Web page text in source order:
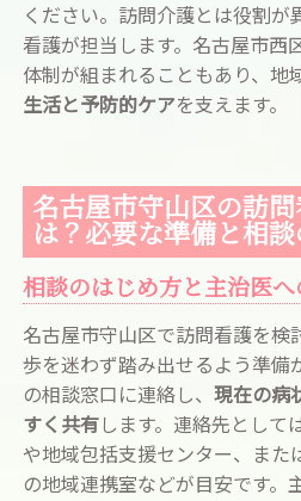
ください。訪問介護とは役割が
看護が担当します。名古屋市西
体制が組まれることもあり、地
生活と予防的ケアを支えます。
名古屋市守山区の訪
は？必要な準備と相談
相談のはじめ方と主治医
名古屋市守山区で訪問看護を検
歩を迷わず踏み出せるよう準備
の相談窓口に連絡し、 現在の病
すく共有します。連絡先として
や地域包括支援センター、また
の地域連携室などが目安です。